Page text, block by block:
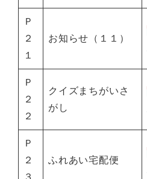
Ｐ
２
１
お知らせ（１１）
Ｐ
２
２
クイズまちがいさ
がし
Ｐ
２
３
ふれあい宅配便